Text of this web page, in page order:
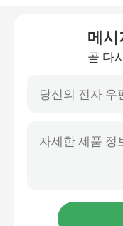
보일러 화격자봉
고정화 격자 보일
메시
곧 다